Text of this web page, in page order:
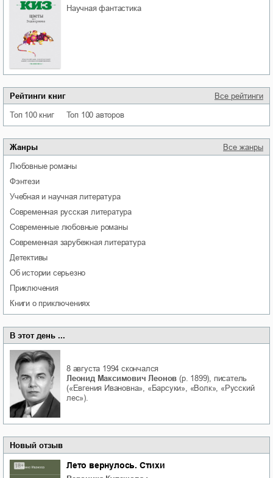
научная фантастика
Рейтинги книг Все рейтинги
Топ 100 книг Топ 100 авторов
Жанры Все жанры
любовные романы
фэнтези
учебная и научная литература
современная русская литература
современные любовные романы
современная зарубежная литература
детективы
об истории серьезно
приключения
книги о приключениях
В этот день ...
8 августа 1994 скончался
Леонид Максимович Леонов (р. 1899), писатель
(«Евгения Ивановна», «Барсуки», «Волк», «Русский
лес»).
Новый отзыв
Лето вернулось. Стихи